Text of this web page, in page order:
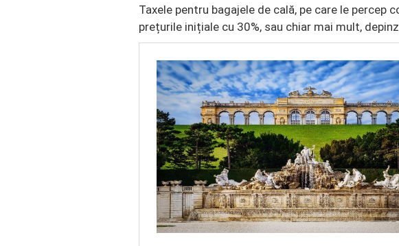
Taxele pentru bagajele de cală, pe care le percep
prețurile inițiale cu 30%, sau chiar mai mult,